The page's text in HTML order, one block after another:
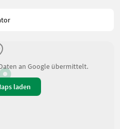
an Google übermittelt.
laden